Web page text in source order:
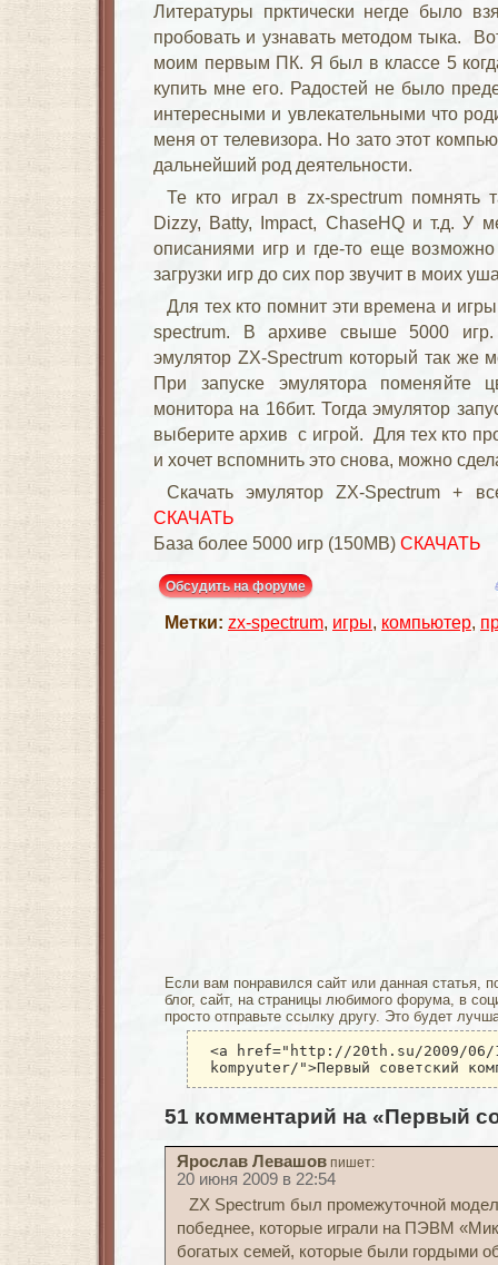
Литературы прктически негде было
пробовать и узнавать методом тыка.
моим первым ПК. Я был в классе 5
купить мне его. Радостей не было
интересными и увлекательными что
меня от телевизора. Но зато этот
дальнейший род деятельности.
Те кто играл в zx-spectrum помнять
Dizzy, Batty, Impact, ChaseHQ и т.д. У
описаниями игр и где-то еще
загрузки игр до сих пор звучит в моих
Для тех кто помнит эти времена и
spectrum. В архиве свыше 5000 игр.
эмулятор ZX-Spectrum который так же
При запуске эмулятора поменяйте
монитора на 16бит. Тогда эмулятор
выберите архив с игрой. Для тех кто
и хочет вспомнить это снова, можно
Скачать эмулятор ZX-Spectrum +
СКАЧАТЬ
База более 5000 игр (150MB) СКАЧАТЬ
Обсудить на форуме
Метки: zx-spectrum, игры, компьютер,
Если вам понравился сайт или данная статья,
блог, сайт, на страницы любимого форума, в
просто отправьте ссылку другу. Это будет
<a href="http://20th.su/2009/
kompyuter/">Первый советский
51 комментарий на «Первый
Ярослав Левашов пишет:
20 июня 2009 в 22:54
ZX Spectrum был промежуточной
победнее, которые играли на ПЭВМ
богатых семей, которые были гордыми